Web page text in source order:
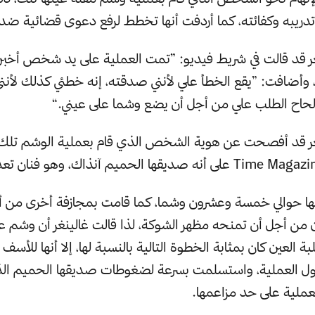
وكفائته، كما أردفت أنها تخطط لرفع دعوى قضائية
قد قالت في شريط فيديو: ”تمت العملية على يد شخص
وأضافت: ”يقع الخطأ علي لأنني صدقته، إنه خطئي كذلك
الطلب علي من أجل أن يضع وشما على عيني.“
قد أفصحت عن هوية الشخص الذي قام بعملية الوشم
حوالي خمسة وعشرون وشما، كما قامت بمجازفة أخرى
من أجل أن تمنحه مظهر الشوكة، لذا قالت غالينغر أن وشم
العين كان بمثابة الخطوة التالية بالنسبة لها، إلا أنها
العملية، واستسلمت بسرعة لضغوطات صديقها الحميم
على حد مزاعمها.